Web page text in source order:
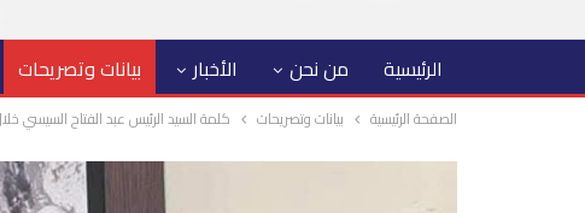
الرئيسية من نحن الأخبار بيانات وتصريحات
الصفحة الرئيسية بيانات وتصريحات كلمة السيد الرئيس عبد الفتاح السيسي